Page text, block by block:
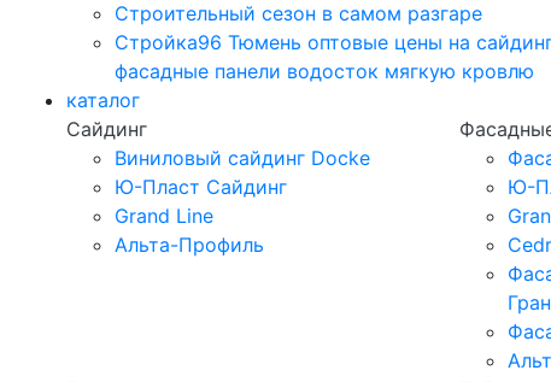
Строительный сезон в самом разгаре
Стройка96 Тюмень оптовые цены на
фасадные панели водосток мягкую кровлю
каталог
Сайдинг
Виниловый сайдинг Docke
Ю-Пласт Сайдинг
Grand Line
Альта-Профиль
Ю-